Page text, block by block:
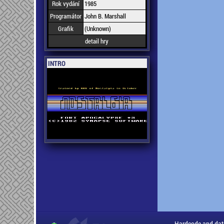
Rok vydání
1985
Programátor John B. Marshall
Grafik
(Unknown)
detail hry
INTRO